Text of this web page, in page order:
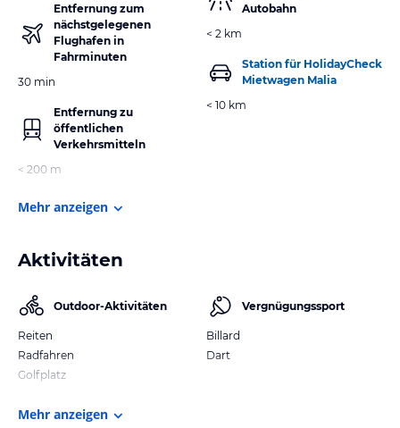
Entfernung zum
nächstgelegenen
Flughafen in
Fahrminuten
30 min
Entfernung zu
öffentlichen
Verkehrsmitteln
< 200 m
Autobahn
< 2 km
Station für HolidayCheck
Mietwagen Malia
< 10 km
Mehr anzeigen
Aktivitäten
Outdoor-Aktivitäten
Reiten
Radfahren
Golfplatz
Vergnügungssport
Billard
Dart
Mehr anzeigen